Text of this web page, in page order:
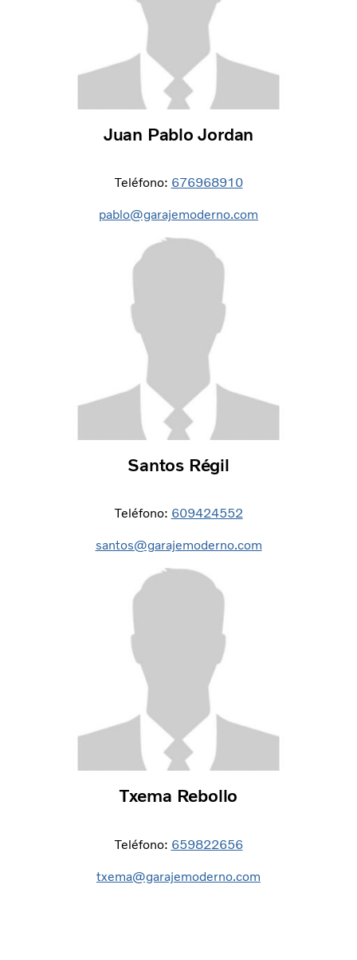
Juan Pablo Jordan
Teléfono: 676968910
pablo@garajemoderno.com
Santos Régil
Teléfono: 609424552
santos@garajemoderno.com
Txema Rebollo
Teléfono: 659822656
txema@garajemoderno.com